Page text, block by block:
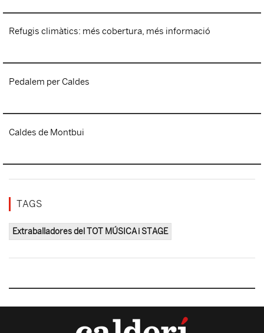
Refugis climàtics: més cobertura, més informació
Pedalem per Caldes
Caldes de Montbui
TAGS
Extraballadores del TOT MÚSICA i STAGE